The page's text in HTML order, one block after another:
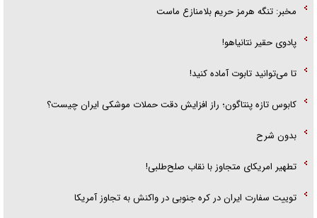
مخبر: تنگه هرمز حریم بلامنازع ماست
پادوی حقیر نتانیاهو!
تا می‌توانید تابوت آماده کنید!
کابوس تازه پنتاگون؛ راز افزایش دقت حملات موشکی ایران چیست؟
بدون شرح
تطهیر امریکای متجاوز با نقاب صلح‌طلبی!
توییت سفارت ایران در کره جنوبی در واکنش به تجاوز آمریکا